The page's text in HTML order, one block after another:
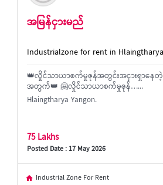
အမြန်ငှားမည်
Industrialzone for rent in
👑လှိုင်သာယာစက်မှုဇုန်အတွင်းအငှားရှာနေတဲ့.
အတွက်👑 🤗လှိုင်သာယာစက်မှုဇုန်…...
Hlaingtharya Yangon.
75 Lakhs
Posted Date : 17 May 2026
Industrial Zone For Rent